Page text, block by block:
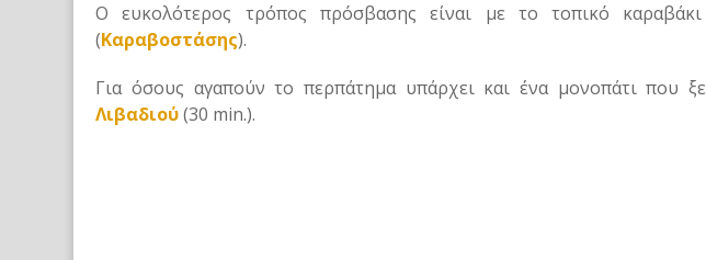
Ο ευκολότερος τρόπος πρόσβασης είναι με το τοπικό
(Καραβοστάσης).
Για όσους αγαπούν το περπάτημα υπάρχει και ένα μονοπάτι που
Λιβαδιού(30 min.).